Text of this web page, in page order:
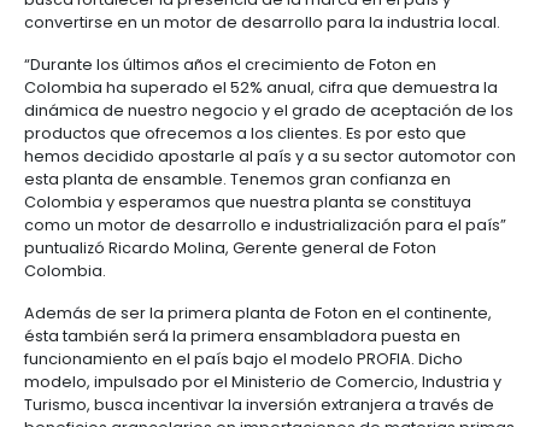
Bogotá,Tras analizar el panorama de inversión
y la región, así como las proyecciones del sector
nacional; Foton decidió inaugurar su planta de
país, siendo además la primera planta de la
hemisferio occidental. De esta manera, Foton le
consolidación de su marca en territorio nacional,
Colombia su plataforma de expansión para toda
millones, está ubicada en el municipio de Funza,
de un proyecto liderado por Foton Colombia, con
Foton China, el grupo americano Dana Transejes,
de Comercio, Industria y Turismo, DIAN y